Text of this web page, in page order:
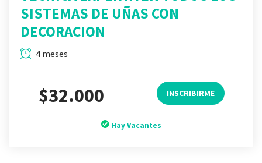
SISTEMAS DE UÑAS CON
DECORACION
4 meses
$32.000 INSCRIBIRME
Hay Vacantes